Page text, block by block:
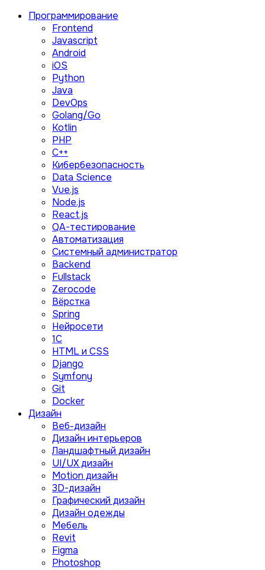
Программирование
Frontend
Javascript
Android
iOS
Python
Java
DevOps
Golang/Go
Kotlin
PHP
C++
Кибербезопасность
Data Science
Vue.js
Node.js
React.js
QA-тестирование
Автоматизация
Системный администратор
Backend
Fullstack
Zerocode
Вёрстка
Spring
Нейросети
1C
HTML и CSS
Django
Symfony
Git
Docker
Дизайн
Веб-дизайн
Дизайн интерьеров
Ландшафтный дизайн
UI/UX дизайн
Motion дизайн
3D-дизайн
Графический дизайн
Дизайн одежды
Мебель
Revit
Figma
Photoshop